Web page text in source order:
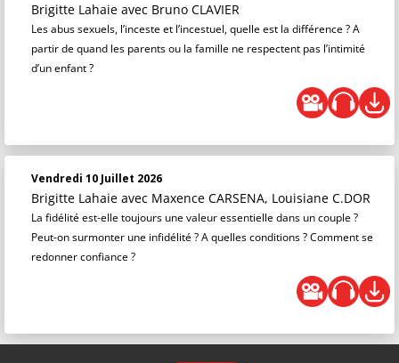
Brigitte Lahaie avec Bruno CLAVIER
Les abus sexuels, l’inceste et l’incestuel, quelle est la différence ? A
partir de quand les parents ou la famille ne respectent pas l’intimité
d’un enfant ?
Vendredi 10 Juillet 2026
Brigitte Lahaie avec Maxence CARSENA, Louisiane C.DOR
La fidélité est-elle toujours une valeur essentielle dans un couple ?
Peut-on surmonter une infidélité ? A quelles conditions ? Comment se
redonner confiance ?